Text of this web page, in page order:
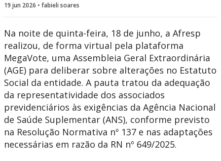
19 jun 2026 • fabieli soares
Na noite de quinta-feira, 18 de junho, a Afresp
realizou, de forma virtual pela plataforma
MegaVote, uma Assembleia Geral Extraordinária
(AGE) para deliberar sobre alterações no Estatuto
Social da entidade. A pauta tratou da adequação
da representatividade dos associados
previdenciários às exigências da Agência Nacional
de Saúde Suplementar (ANS), conforme previsto
na Resolução Normativa nº 137 e nas adaptações
necessárias em razão da RN nº 649/2025.